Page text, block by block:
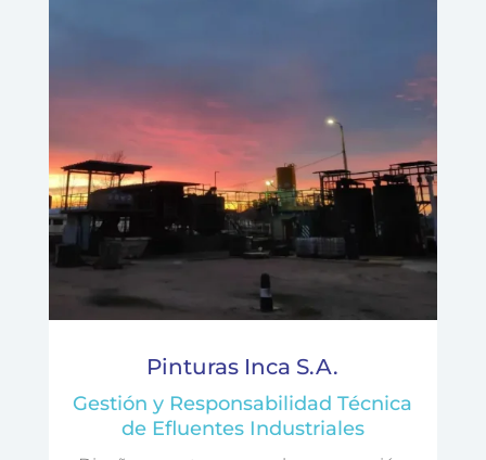
Pinturas Inca S.A.
Gestión y Responsabilidad Técnica
de Efluentes Industriales